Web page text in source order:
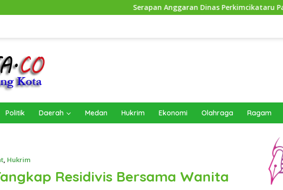
Serapan Anggaran Dinas Perkimcikataru Paling Buruk, Plh
Politik Daerah Medan Hukrim Ekonomi Olahraga Ragam
, Hukrim
Residivis Bersama Wanita